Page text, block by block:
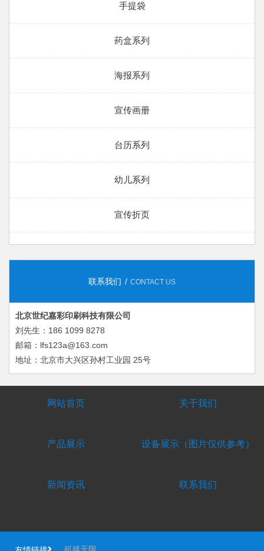
手提袋
药盒系列
海报系列
宣传画册
台历系列
幼儿系列
宣传折页
联系我们 CONTACT US
北京世纪嘉彩印刷科技有限公司
刘先生：186 1099 8278
邮箱：lfs123a@163.com
地址：北京市大兴区孙村工业园 25号
网站首页 关于我们
产品展示 设备展示（图片仅供参考）
新闻资讯 联系我们